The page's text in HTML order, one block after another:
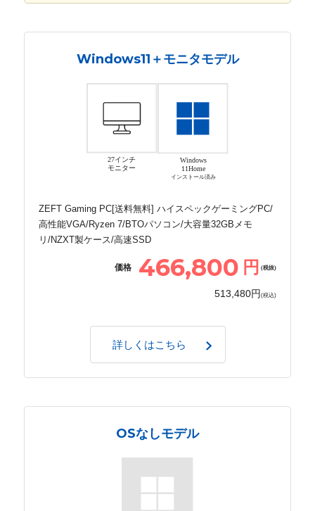
Windows11＋モニタモデル
27インチ
モニター
Windows
11Home
インストール済み
ZEFT Gaming PC[送料無料] ハイスペックゲーミングPC/
高性能VGA/Ryzen 7/BTOパソコン/大容量32GBメモ
リ/NZXT製ケース/高速SSD
価格 466,800 円 (税抜)
513,480円 (税込)
詳しくはこちら
OSなしモデル